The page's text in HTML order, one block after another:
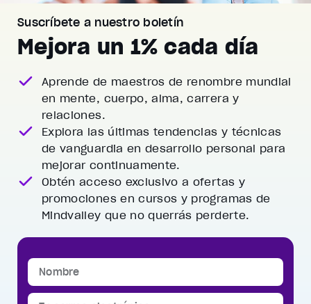
Suscríbete a nuestro boletín
Mejora un 1% cada día
Aprende de maestros de renombre mundial
en mente, cuerpo, alma, carrera y
relaciones.
Explora las últimas tendencias y técnicas
de vanguardia en desarrollo personal para
mejorar continuamente.
Obtén acceso exclusivo a ofertas y
promocionesen cursos y programas de
Mindvalley que no querrás perderte.